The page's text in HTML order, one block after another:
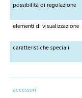
possibilità di regolazione
elementi di visualizzazione
caratteristiche speciali
accessori